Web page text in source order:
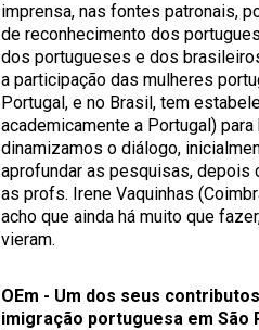
imprensa, nas fontes patronais,
de reconhecimento dos
dos portugueses e dos
a participação das mulheres
Portugal, e no Brasil, tem
academicamente a Portugal)
dinamizamos o diálogo,
aprofundar as pesquisas,
as profs. Irene Vaquinhas
acho que ainda há muito que
vieram.
OEm - Um dos seus
imigração portuguesa em São